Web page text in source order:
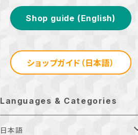
Shop guide (English)
ショップガイド（日本語）
Languages & Categories
日本語